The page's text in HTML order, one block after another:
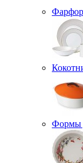
Фарфор
Формы